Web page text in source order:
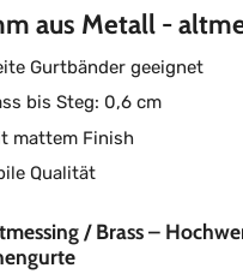
aus Metall -
Gurtbänder geeignet
bis Steg: 0,6 cm
mattem Finish
Qualität
/ Brass –